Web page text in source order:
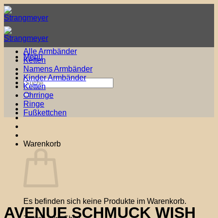
Zum
Inhalt
springen
Menü
Suche
nach:
Warenkorb
Es befinden sich keine Produkte im Warenkorb.
Alle Armbänder
Ketten
Namens Armbänder
Kinder Armbänder
Ketten
Ohrringe
Ringe
Fußkettchen
AVENUE SCHMUCK WISH